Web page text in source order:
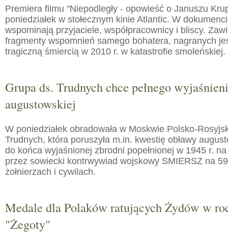
Premiera filmu "Niepodległy - opowieść o Januszu
poniedziałek w stołecznym kinie Atlantic. W
wspominają przyjaciele, współpracownicy i bliscy.
fragmenty wspomnień samego bohatera, nagranych
tragiczną śmiercią w 2010 r. w katastrofie smoleńskiej.
Grupa ds. Trudnych chce pełnego
augustowskiej
W poniedziałek obradowała w Moskwie Polsko-
Trudnych, która poruszyła m.in. kwestię obławy
do końca wyjaśnionej zbrodni popełnionej w 1945 r.
przez sowiecki kontrwywiad wojskowy SMIERSZ na
żołnierzach i cywilach.
Medale dla Polaków ratujących Żydów w
"Żegoty"